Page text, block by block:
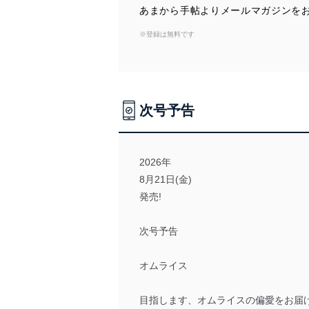
法令遵守
当社は、個人情報に関連す
当社は、個人情報の正確性
漏えい、滅失またはき損の
としています。
あまから手帖よりメールマガジンを
※登録は無料です
次号予告
2026年
8月21日(金)
発売!
次号予告
オムライス
目指します、オムライスの偏愛をお届